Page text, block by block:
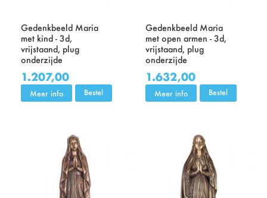
Gedenkbeeld Maria
met kind - 3d,
vrijstaand, plug
onderzijde
1.207,00
Meer info Bestel
Gedenkbeeld Maria
met open armen - 3d,
vrijstaand, plug
onderzijde
1.632,00
Meer info Bestel